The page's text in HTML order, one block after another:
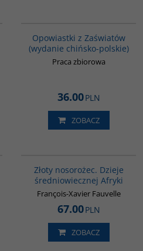
Opowiastki z Zaświatów
(wydanie chińsko-polskie)
Praca zbiorowa
36.00PLN
ZOBACZ
Złoty nosorożec. Dzieje
średniowiecznej Afryki
François-Xavier Fauvelle
67.00PLN
ZOBACZ